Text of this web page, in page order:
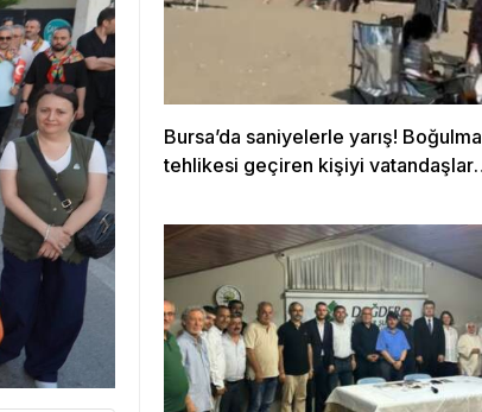
Bursa’da saniyelerle yarış! Boğulma
tehlikesi geçiren kişiyi vatandaşlar